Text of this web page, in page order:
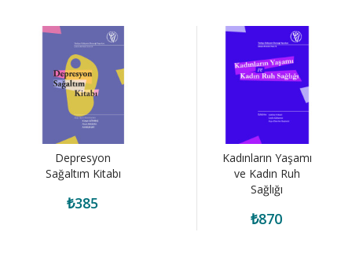
Depresyon
Sağaltım Kitabı
₺385
Kadınların Yaşamı
ve Kadın Ruh
Sağlığı
₺870